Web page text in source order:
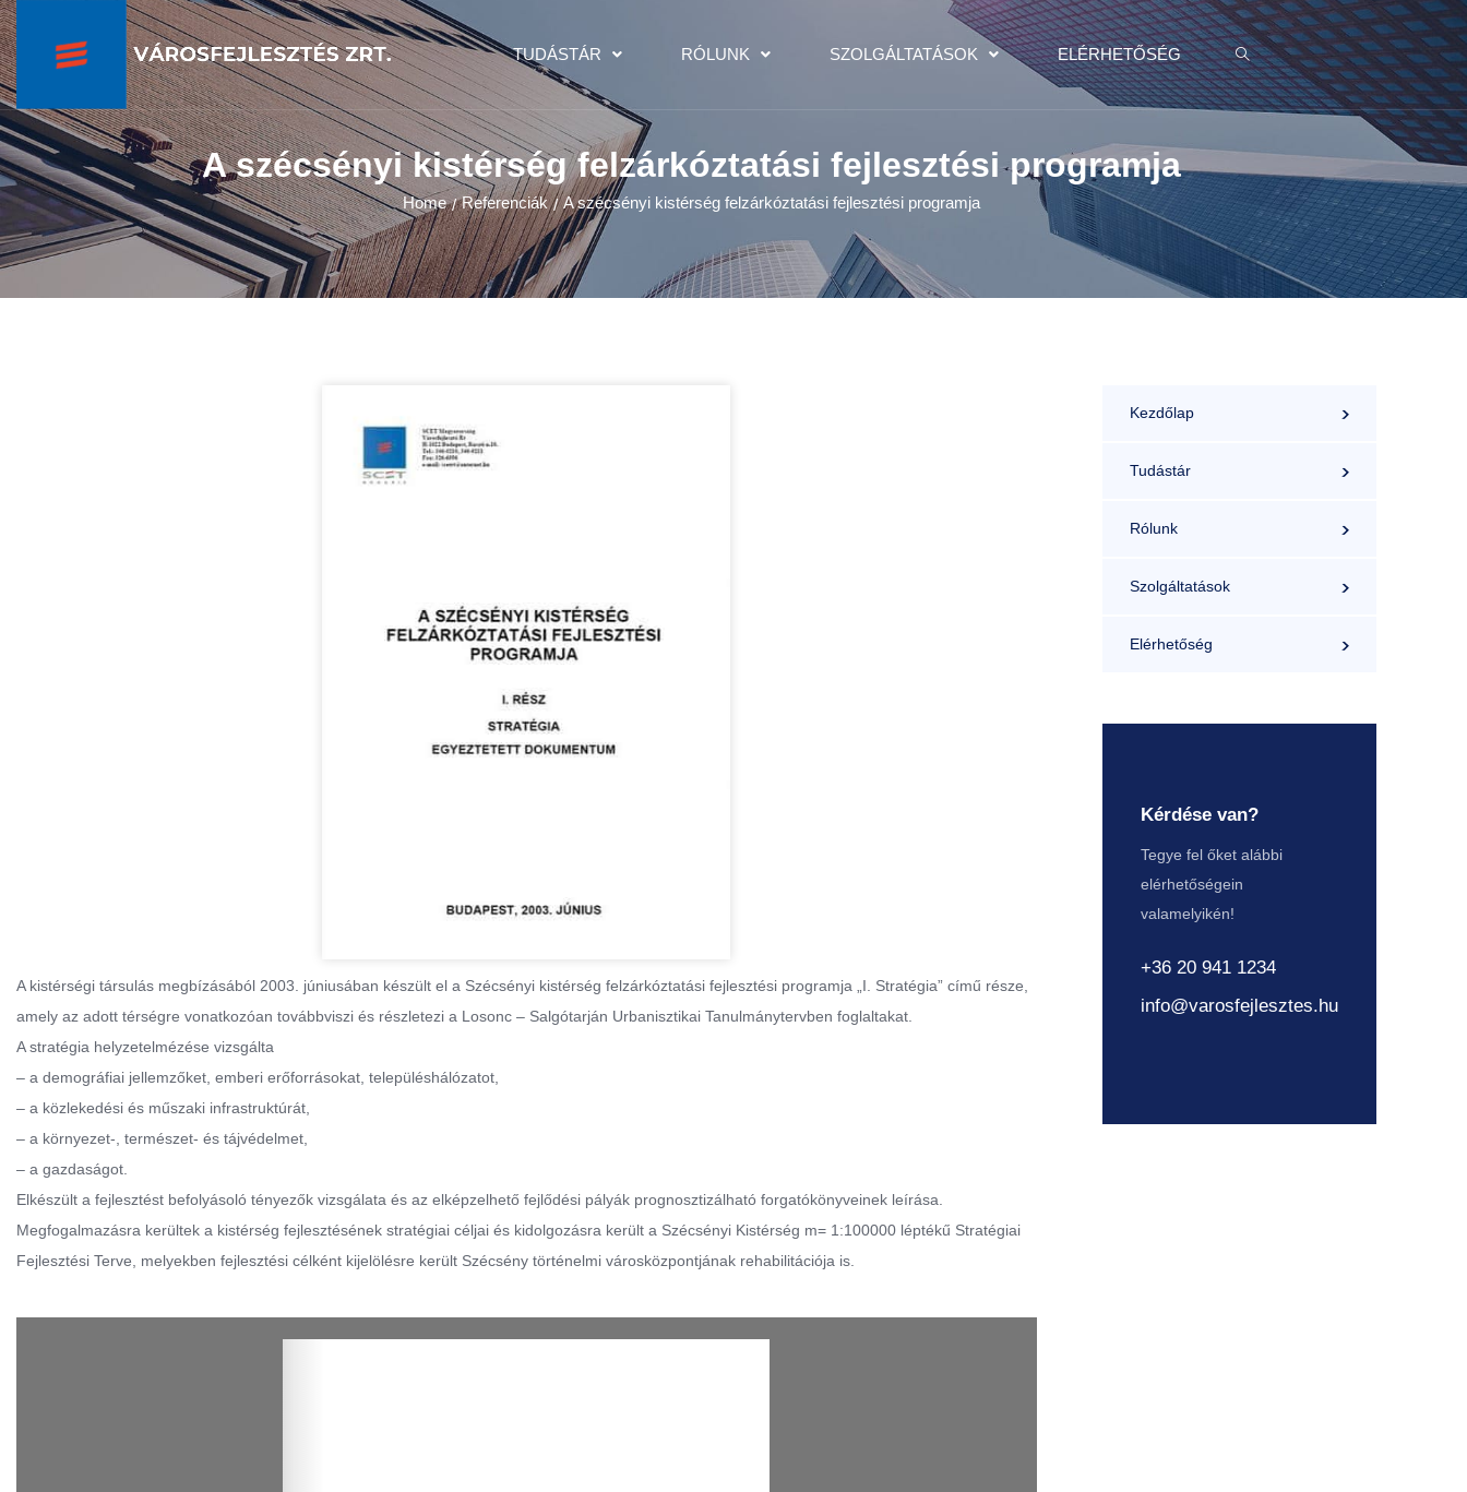
TUDÁSTÁR RÓLUNK SZOLGÁLTATÁSOK ELÉRHETŐSÉG
A szécsényi kistérség felzárkóztatási fejlesztési programja
Home / Referenciák / A szécsényi kistérség felzárkóztatási fejlesztési programja
A kistérségi társulás megbízásából 2003. júniusában készült el a Szécsényi kistérség felzárkóztatási fejlesztési programja „I. Stratégia” című része,
amely az adott térségre vonatkozóan továbbviszi és részletezi a Losonc – Salgótarján Urbanisztikai Tanulmánytervben foglaltakat.
A stratégia helyzetelmézése vizsgálta
– a demográfiai jellemzőket, emberi erőforrásokat, településhálózatot,
– a közlekedési és műszaki infrastruktúrát,
– a környezet-, természet- és tájvédelmet,
– a gazdaságot.
Elkészült a fejlesztést befolyásoló tényezők vizsgálata és az elképzelhető fejlődési pályák prognosztizálható forgatókönyveinek leírása.
Megfogalmazásra kerültek a kistérség fejlesztésének stratégiai céljai és kidolgozásra került a Szécsényi Kistérség m= 1:100000 léptékű Stratégiai
Fejlesztési Terve, melyekben fejlesztési célként kijelölésre került Szécsény történelmi városközpontjának rehabilitációja is.
Kezdőlap
Tudástár
Rólunk
Szolgáltatások
Elérhetőség
Kérdése van?
Tegye fel őket alábbi
elérhetőségein
valamelyikén!
+36 20 941 1234
info@varosfejlesztes.hu